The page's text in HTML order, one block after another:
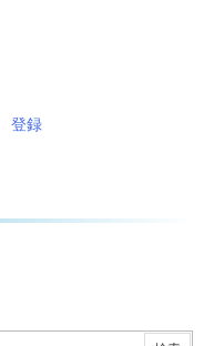
登録